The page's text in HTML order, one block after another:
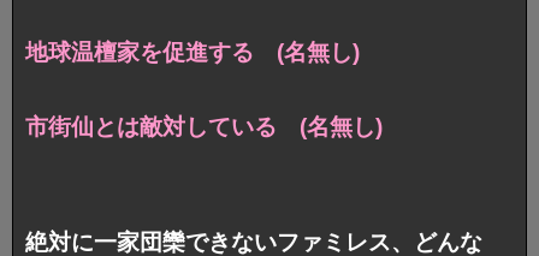
地球温檀家を促進する (名無し)
市街仙とは敵対している (名無し)
絶対に一家団欒できないファミレス、どんな